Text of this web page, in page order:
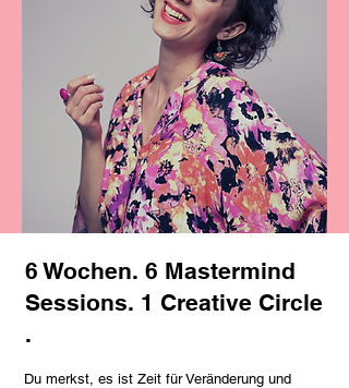
6 Wochen. 6 Mastermind
Sessions. 1 Creative Circle
.
Du merkst, es ist Zeit für Veränderung und